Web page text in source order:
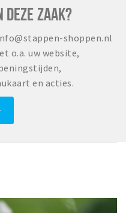
DEZE ZAAK?
shoppen.nl
o.a. uw website,
en acties.